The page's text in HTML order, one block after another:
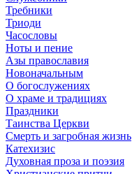
Требники
Триоди
Часословы
Ноты и пение
Азы православия
Новоначальным
О богослужениях
О храме и традициях
Праздники
Таинства Церкви
Смерть и загробная жизнь
Катехизис
Духовная проза и поэзия